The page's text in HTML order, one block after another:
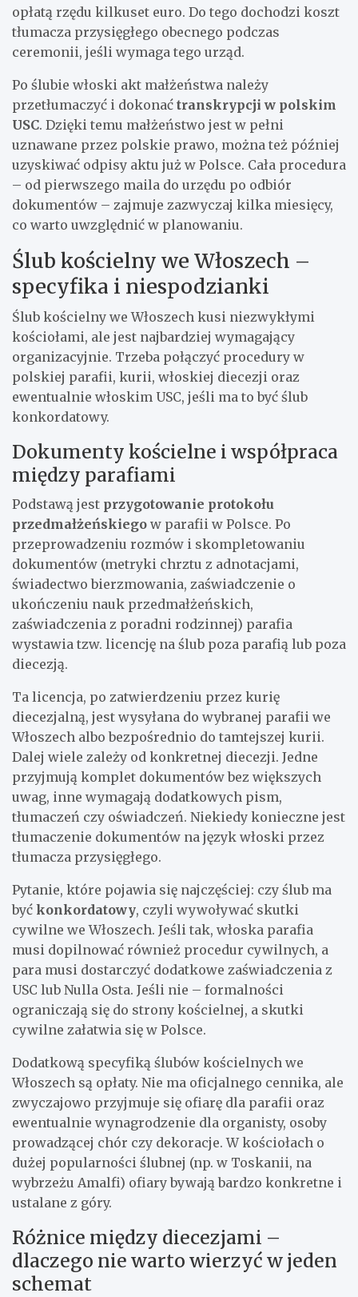
opłatą rzędu kilkuset euro. Do tego dochodzi koszt
tłumacza przysięgłego obecnego podczas
ceremonii, jeśli wymaga tego urząd.
Po ślubie włoski akt małżeństwa należy
przetłumaczyć i dokonać transkrypcji w polskim
USC. Dzięki temu małżeństwo jest w pełni
uznawane przez polskie prawo, można też później
uzyskiwać odpisy aktu już w Polsce. Cała procedura
– od pierwszego maila do urzędu po odbiór
dokumentów – zajmuje zazwyczaj kilka miesięcy,
co warto uwzględnić w planowaniu.
Ślub kościelny we Włoszech –
specyfika i niespodzianki
Ślub kościelny we Włoszech kusi niezwykłymi
kościołami, ale jest najbardziej wymagający
organizacyjnie. Trzeba połączyć procedury w
polskiej parafii, kurii, włoskiej diecezji oraz
ewentualnie włoskim USC, jeśli ma to być ślub
konkordatowy.
Dokumenty kościelne i współpraca
między parafiami
Podstawą jest przygotowanie protokołu
przedmałżeńskiego w parafii w Polsce. Po
przeprowadzeniu rozmów i skompletowaniu
dokumentów (metryki chrztu z adnotacjami,
świadectwo bierzmowania, zaświadczenie o
ukończeniu nauk przedmałżeńskich,
zaświadczenia z poradni rodzinnej) parafia
wystawia tzw. licencję na ślub poza parafią lub poza
diecezją.
Ta licencja, po zatwierdzeniu przez kurię
diecezjalną, jest wysyłana do wybranej parafii we
Włoszech albo bezpośrednio do tamtejszej kurii.
Dalej wiele zależy od konkretnej diecezji. Jedne
przyjmują komplet dokumentów bez większych
uwag, inne wymagają dodatkowych pism,
tłumaczeń czy oświadczeń. Niekiedy konieczne jest
tłumaczenie dokumentów na język włoski przez
tłumacza przysięgłego.
Pytanie, które pojawia się najczęściej: czy ślub ma
być konkordatowy, czyli wywoływać skutki
cywilne we Włoszech. Jeśli tak, włoska parafia
musi dopilnować również procedur cywilnych, a
para musi dostarczyć dodatkowe zaświadczenia z
USC lub Nulla Osta. Jeśli nie – formalności
ograniczają się do strony kościelnej, a skutki
cywilne załatwia się w Polsce.
Dodatkową specyfiką ślubów kościelnych we
Włoszech są opłaty. Nie ma oficjalnego cennika, ale
zwyczajowo przyjmuje się ofiarę dla parafii oraz
ewentualnie wynagrodzenie dla organisty, osoby
prowadzącej chór czy dekoracje. W kościołach o
dużej popularności ślubnej (np. w Toskanii, na
wybrzeżu Amalfi) ofiary bywają bardzo konkretne i
ustalane z góry.
Różnice między diecezjami –
dlaczego nie warto wierzyć w jeden
schemat